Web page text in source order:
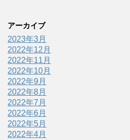
アーカイブ
2023年3月
2022年12月
2022年11月
2022年10月
2022年9月
2022年8月
2022年7月
2022年6月
2022年5月
2022年4月